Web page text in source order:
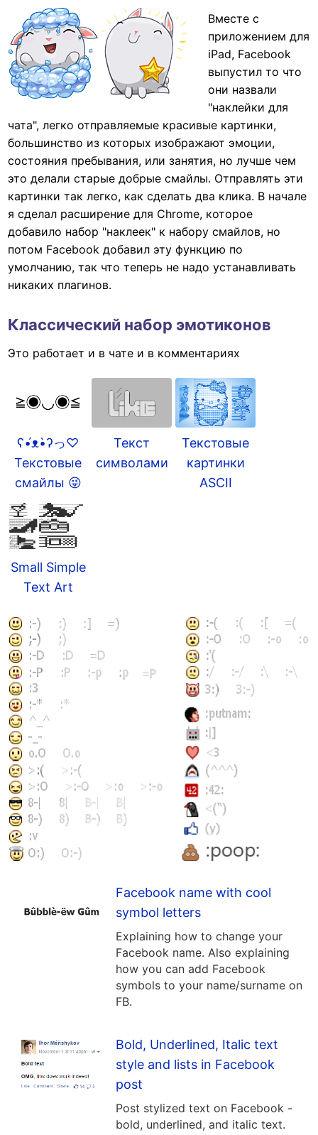
Вместе с
приложением для
iPad, Facebook
выпустил то что
они назвали
"наклейки для
чата", легко отправляемые красивые картинки,
большинство из которых изображают эмоции,
состояния пребывания, или занятия, но лучше чем
это делали старые добрые смайлы. Отправлять эти
картинки так легко, как сделать два клика. В начале
я сделал расширение для Chrome, которое
добавило набор "наклеек" к набору смайлов, но
потом Facebook добавил эту функцию по
умолчанию, так что теперь не надо устанавливать
никаких плагинов.
Классический набор эмотиконов
Это работает и в чате и в комментариях
ʕ•́ᴥ•̀ʔっ♡
Текстовые
смайлы 😜
Текст
символами
Текстовые
картинки
ASCII
Small Simple
Text Art
Facebook name with cool
symbol letters
Explaining how to change your
Facebook name. Also explaining
how you can add Facebook
symbols to your name/surname on
FB.
Bold, Underlined, Italic text
style and lists in Facebook
post
Post stylized text on Facebook -
bold, underlined, and italic text.